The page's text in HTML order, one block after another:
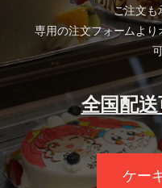
ご注文も
専用の注文フォームよ
全国配
ケー